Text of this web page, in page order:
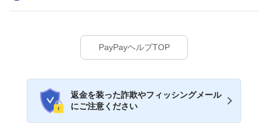
PayPayヘルプTOP
返金を装った詐欺やフィッシングメール
にご注意ください